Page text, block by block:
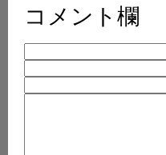
コメント欄